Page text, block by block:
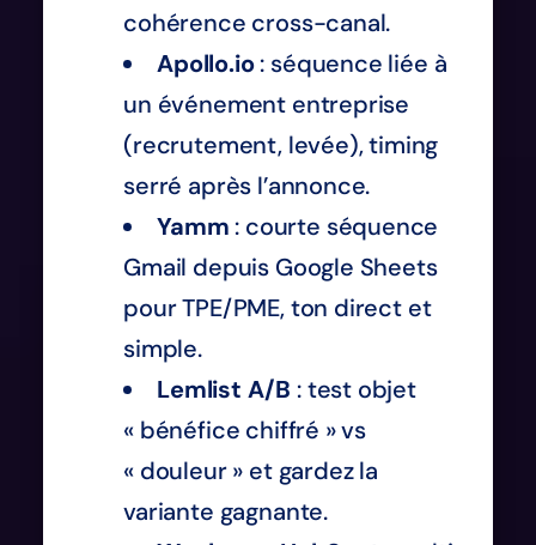
cohérence cross-canal.
Apollo.io: séquence liée à
un événement entreprise
(recrutement, levée), timing
serré après l’annonce.
Yamm : courte séquence
Gmail depuis Google Sheets
pour TPE/PME, ton direct et
simple.
Lemlist A/B : test objet
« bénéfice chiffré » vs
« douleur » et gardez la
variante gagnante.